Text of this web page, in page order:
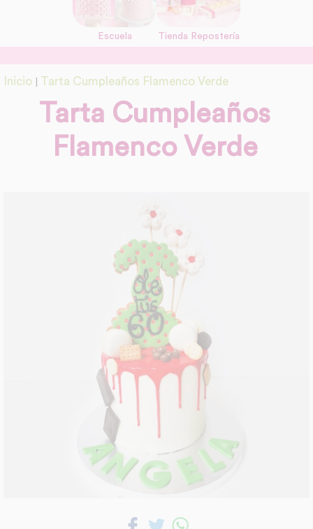
Escuela Tienda Repostería
Inicio Tarta Cumpleaños Flamenco Verde
Tarta Cumpleaños
Flamenco Verde
link